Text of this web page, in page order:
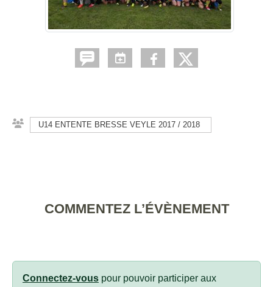
U14 ENTENTE BRESSE VEYLE 2017 / 2018
COMMENTEZ L’ÉVÈNEMENT
Connectez-vous pour pouvoir participer aux